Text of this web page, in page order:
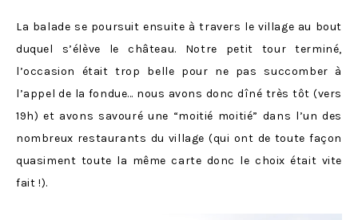
La balade se poursuit ensuite à travers le village au bout
duquel s’élève le château. Notre petit tour terminé,
l’occasion était trop belle pour ne pas succomber à
l’appel de la fondue… nous avons donc dîné très tôt (vers
19h) et avons savouré une “moitié moitié” dans l’un des
nombreux restaurants du village (qui ont de toute façon
quasiment toute la même carte donc le choix était vite
fait !).